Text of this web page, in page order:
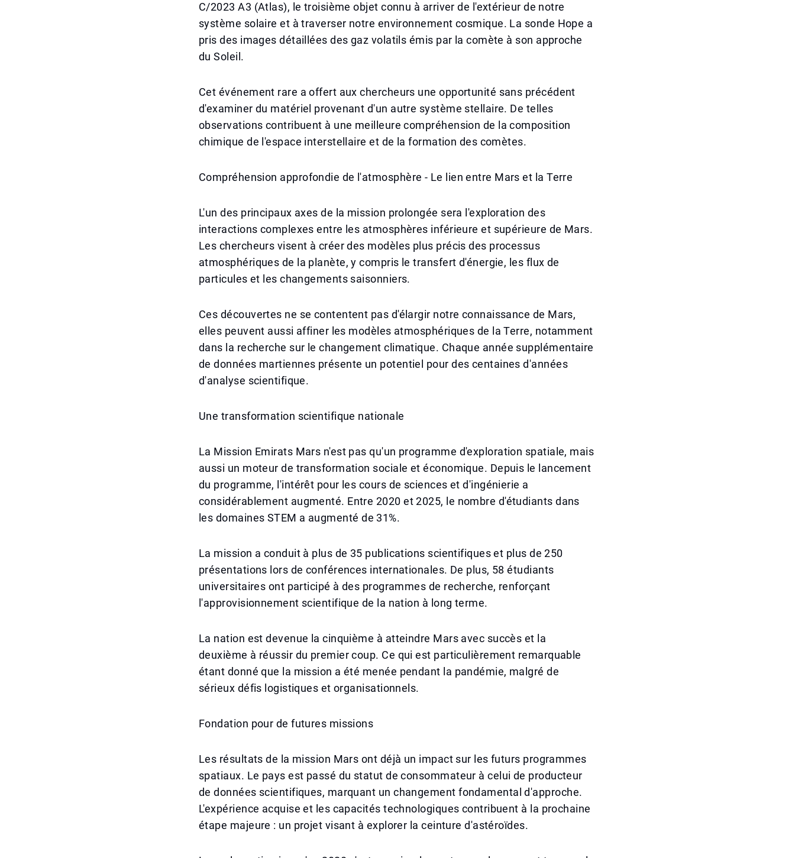
C/2023 A3 (Atlas), le troisième objet connu à arriver de l'extérieur de notre
système solaire et à traverser notre environnement cosmique. La sonde Hope a
pris des images détaillées des gaz volatils émis par la comète à son approche
du Soleil.
Cet événement rare a offert aux chercheurs une opportunité sans précédent
d'examiner du matériel provenant d'un autre système stellaire. De telles
observations contribuent à une meilleure compréhension de la composition
chimique de l'espace interstellaire et de la formation des comètes.
Compréhension approfondie de l'atmosphère - Le lien entre Mars et la Terre
L'un des principaux axes de la mission prolongée sera l'exploration des
interactions complexes entre les atmosphères inférieure et supérieure de Mars.
Les chercheurs visent à créer des modèles plus précis des processus
atmosphériques de la planète, y compris le transfert d'énergie, les flux de
particules et les changements saisonniers.
Ces découvertes ne se contentent pas d'élargir notre connaissance de Mars,
elles peuvent aussi affiner les modèles atmosphériques de la Terre, notamment
dans la recherche sur le changement climatique. Chaque année supplémentaire
de données martiennes présente un potentiel pour des centaines d'années
d'analyse scientifique.
Une transformation scientifique nationale
La Mission Emirats Mars n'est pas qu'un programme d'exploration spatiale, mais
aussi un moteur de transformation sociale et économique. Depuis le lancement
du programme, l'intérêt pour les cours de sciences et d'ingénierie a
considérablement augmenté. Entre 2020 et 2025, le nombre d'étudiants dans
les domaines STEM a augmenté de 31%.
La mission a conduit à plus de 35 publications scientifiques et plus de 250
présentations lors de conférences internationales. De plus, 58 étudiants
universitaires ont participé à des programmes de recherche, renforçant
l'approvisionnement scientifique de la nation à long terme.
La nation est devenue la cinquième à atteindre Mars avec succès et la
deuxième à réussir du premier coup. Ce qui est particulièrement remarquable
étant donné que la mission a été menée pendant la pandémie, malgré de
sérieux défis logistiques et organisationnels.
Fondation pour de futures missions
Les résultats de la mission Mars ont déjà un impact sur les futurs programmes
spatiaux. Le pays est passé du statut de consommateur à celui de producteur
de données scientifiques, marquant un changement fondamental d'approche.
L'expérience acquise et les capacités technologiques contribuent à la prochaine
étape majeure : un projet visant à explorer la ceinture d'astéroïdes.